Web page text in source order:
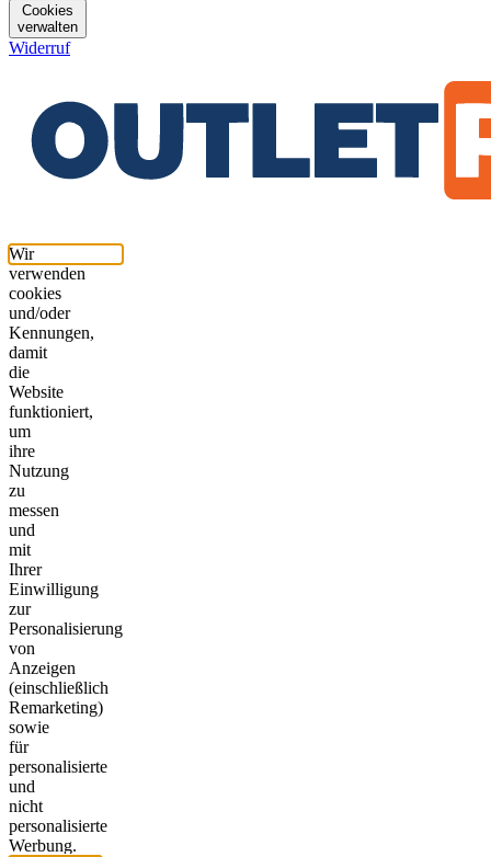
Cookies
verwalten
Widerruf
Wir
verwenden
cookies
und/oder
Kennungen,
damit
die
Website
funktioniert,
um
ihre
Nutzung
zu
messen
und
mit
Ihrer
Einwilligung
zur
Personalisierung
von
Anzeigen
(einschließlich
Remarketing)
sowie
für
personalisierte
und
nicht
personalisierte
Werbung.